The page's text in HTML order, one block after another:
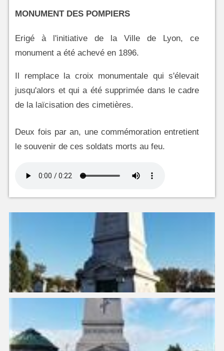
MONUMENT DES POMPIERS
Erigé à l'initiative de la Ville de Lyon, ce
monument a été achevé en 1896.
Il remplace la croix monumentale qui s'élevait
jusqu'alors et qui a été supprimée dans le cadre
de la laïcisation des cimetières.
Deux fois par an, une commémoration entretient
le souvenir de ces soldats morts au feu.